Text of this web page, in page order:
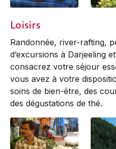
Loisirs
Randonnée, river-rafting,
d’excursions à Darjeeling
consacrez votre séjour
vous avez à votre
soins de bien-être, des
des dégustations de thé.